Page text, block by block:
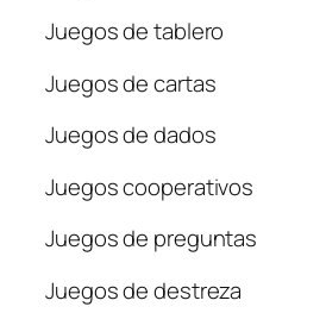
Juegos de tablero
Juegos de cartas
Juegos de dados
Juegos cooperativos
Juegos de preguntas
Juegos de destreza